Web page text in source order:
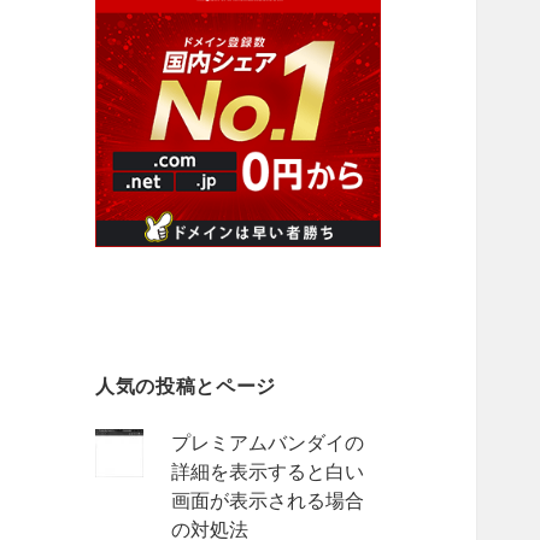
人気の投稿とページ
プレミアムバンダイの
詳細を表示すると白い
画面が表示される場合
の対処法